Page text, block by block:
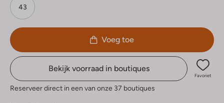
43
Voeg toe
Bekijk voorraad in boutiques
Favoriet
Reserveer direct in een van onze 37 boutiques